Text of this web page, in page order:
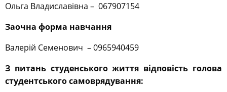
Ольга Владиславівна – 067907154
Заочна форма навчання
Валерій Семенович – 0965940459
З питань студенського життя відповість голова
студентського самоврядування: